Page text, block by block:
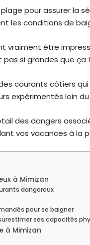
pour assurer la
les conditions de
vraiment être
si grandes que ça !
courants côtiers
expérimentés loin du
des dangers
vos vacances à la
à Mimizan
dangereux
pour se baigner
ses capacités
à Mimizan